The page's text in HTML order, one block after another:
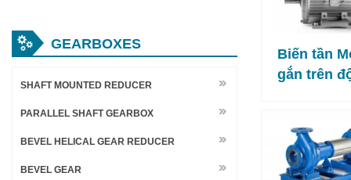
GEARBOXES
SHAFT MOUNTED REDUCER
PARALLEL SHAFT GEARBOX
BEVEL HELICAL GEAR REDUCER
BEVEL GEAR
Biến tần
gắn trên